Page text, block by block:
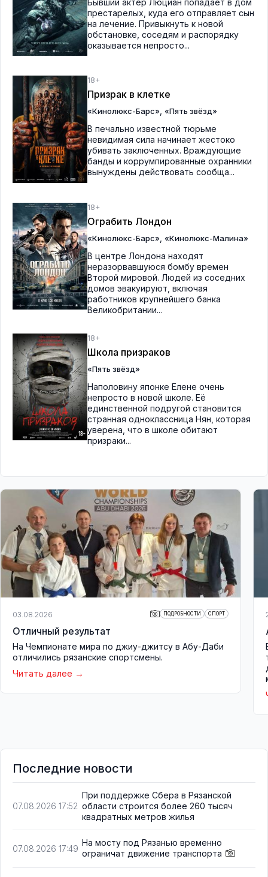
Бывший актёр Люциан попадает в дом
престарелых, куда его отправляет сын
на лечение. Привыкнуть к новой
обстановке, соседям и распорядку
оказывается непросто...
18+
Призрак в клетке
«Кинолюкс-Барс» «Пять звёзд»
В печально известной тюрьме
невидимая сила начинает жестоко
убивать заключенных. Враждующие
банды и коррумпированные охранники
вынуждены действовать сообща...
18+
Ограбить Лондон
«Кинолюкс-Барс» «Кинолюкс-Малина»
В центре Лондона находят
неразорвавшуюся бомбу времен
Второй мировой. Людей из соседних
домов эвакуируют, включая
работников крупнейшего банка
Великобритании...
18+
Школа призраков
«Пять звёзд»
Наполовину японке Елене очень
непросто в новой школе. Её
единственной подругой становится
странная одноклассница Нян, которая
уверена, что в школе обитают
призраки...
03.08.2026 ПОДРОБНОСТИ СПОРТ
Отличный результат
На Чемпионате мира по джиу-джитсу в Абу-Даби
отличились рязанские спортсмены.
Читать далее
Последние новости
07.08.2026 17:52
При поддержке Сбера в Рязанской
области строится более 260 тысяч
квадратных метров жилья
07.08.2026 17:49
На мосту под Рязанью временно
ограничат движение транспорта